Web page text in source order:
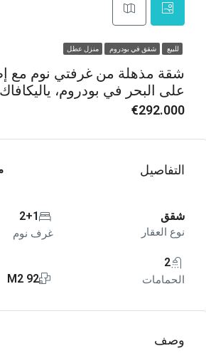
للبيع شقق في بودروم منزل عطل
شقة مذهلة من غرفتي نوم مع
على البحر في بودروم، ياليكافاك
€292.000
التفاصيل
شقق
نوع العقار
2+1
غرف نوم
2
الحمامات 92 M2
وصف